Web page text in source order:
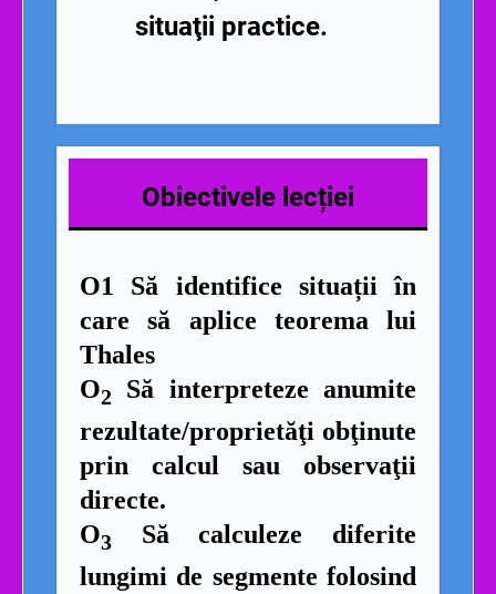
situaţii practice.
Obiectivele lecției
O1 Să identifice situații în
care să aplice teorema lui
Thales
O2 Să interpreteze anumite
rezultate/proprietăţi obţinute
prin calcul sau observaţii
directe.
O3 Să calculeze diferite
lungimi de segmente folosind